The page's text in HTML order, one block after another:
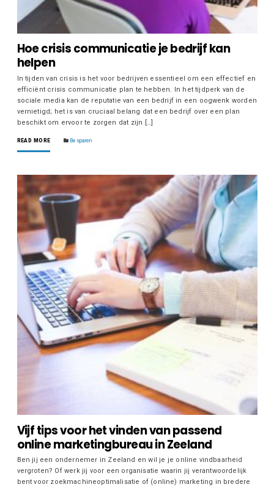
Hoe crisis communicatie je bedrijf kan
helpen
In tijden van crisis is het voor bedrijven essentieel om een effectief en
efficiënt crisis communicatie plan te hebben. In het tijdperk van de
sociale media kan de reputatie van een bedrijf in een oogwenk worden
vernietigd; het is van cruciaal belang dat een bedrijf over een plan
beschikt om ervoor te zorgen dat zijn […]
READ MORE Besparen
Vijf tips voor het vinden van passend
online marketingbureau in Zeeland
Ben jij een ondernemer in Zeeland en wil je je online vindbaarheid
vergroten? Of werk jij voor een organisatie waarin jij verantwoordelijk
bent voor zoekmachineoptimalisatie of (online) marketing in bredere